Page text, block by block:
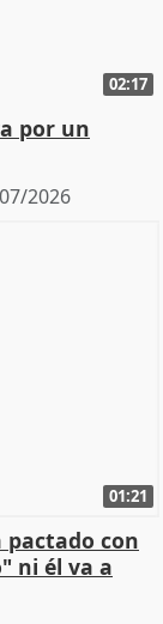
02:17
por un
2026
01:21
pactado con
ni él va a